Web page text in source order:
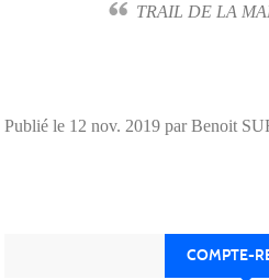
TRAIL DE LA
Publié le 12 nov. 2019 par Benoit
COMPTE-